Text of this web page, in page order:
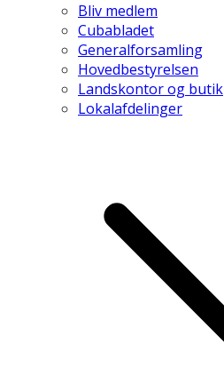
Bliv medlem
Cubabladet
Generalforsamling
Hovedbestyrelsen
Landskontor og butik
Lokalafdelinger